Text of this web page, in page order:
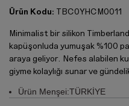
Ürün Kodu: TBC0YHCM0011
Minimalist bir silikon
kapüşonluda yumuşak %100
araya geliyor. Nefes alabilen
giyme kolaylığı sunar ve
Ürün Menşei:TÜRKİYE